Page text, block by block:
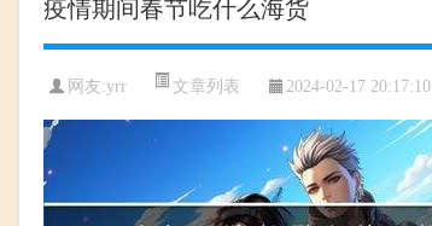
网友:yrr 文章列表 2024-02-17 20:17:10